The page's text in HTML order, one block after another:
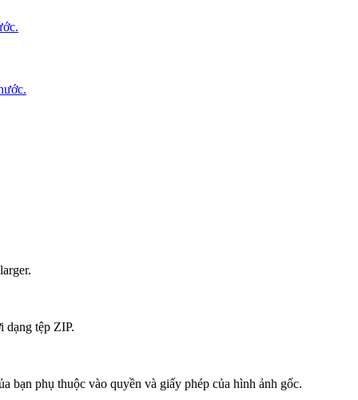
dạng tệp ZIP.
bạn phụ thuộc vào quyền và giấy phép của hình ảnh gốc.